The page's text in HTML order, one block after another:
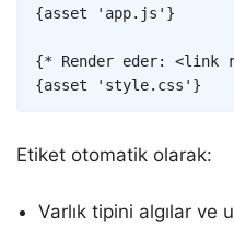
{asset 'app.js' }
{* Render eder: <link
{asset 'style.css' }
Etiket otomatik olarak:
Varlık tipini algılar ve